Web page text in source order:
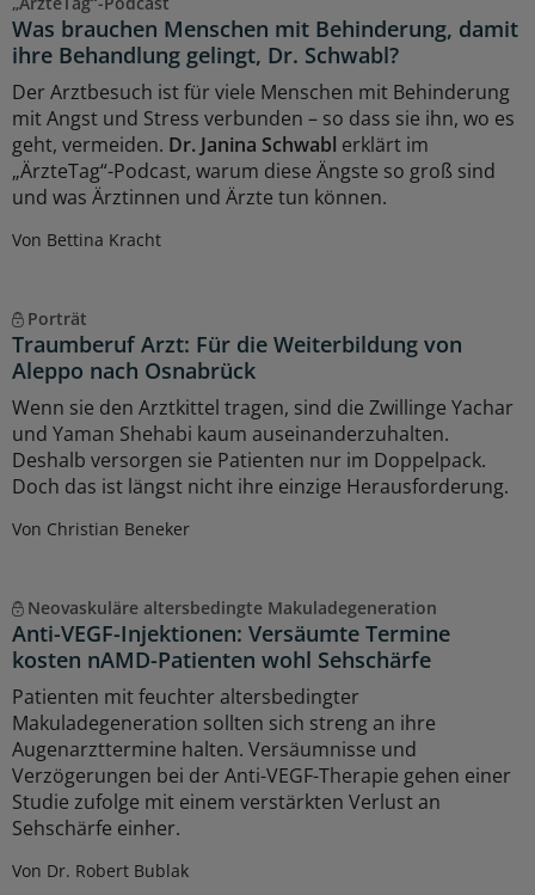
Was brauchen Menschen mit Behinderung, damit
ihre Behandlung gelingt, Dr. Schwabl?
Der Arztbesuch ist für viele Menschen mit Behinderung
mit Angst und Stress verbunden – so dass sie ihn, wo es
geht, vermeiden. Dr. Janina Schwabl erklärt im
„ÄrzteTag“-Podcast, warum diese Ängste so groß sind
und was Ärztinnen und Ärzte tun können.
Von Bettina Kracht
Porträt
Traumberuf Arzt: Für die Weiterbildung von
Aleppo nach Osnabrück
Wenn sie den Arztkittel tragen, sind die Zwillinge Yachar
und Yaman Shehabi kaum auseinanderzuhalten.
Deshalb versorgen sie Patienten nur im Doppelpack.
Doch das ist längst nicht ihre einzige Herausforderung.
Von Christian Beneker
Neovaskuläre altersbedingte Makuladegeneration
Anti-VEGF-Injektionen: Versäumte Termine
kosten nAMD-Patienten wohl Sehschärfe
Patienten mit feuchter altersbedingter
Makuladegeneration sollten sich streng an ihre
Augenarzttermine halten. Versäumnisse und
Verzögerungen bei der Anti-VEGF-Therapie gehen einer
Studie zufolge mit einem verstärkten Verlust an
Sehschärfe einher.
Von Dr. Robert Bublak